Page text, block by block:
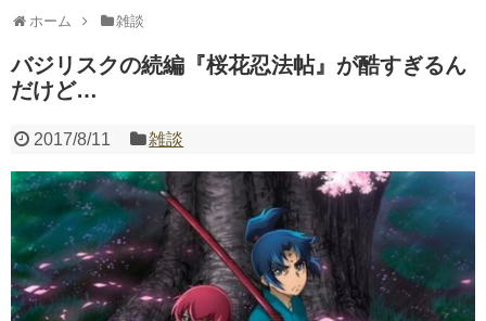
いヤバいか教えて？...
ホーム 雑談
バジリスクの続編『桜花忍法帖』が酷すぎるん
だけど…
2017/8/11 雑談